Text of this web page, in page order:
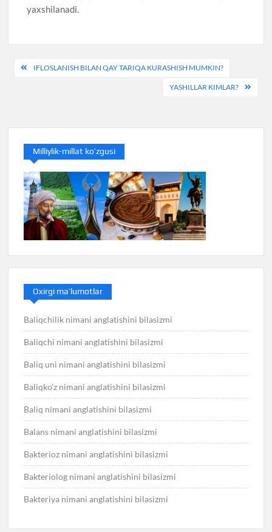
yaxshilanadi.
PostIFLOSLANISH BILAN QAY TARIQA KURASHISH MUMKIN?
YASHILLAR KIMLAR?
Milliylik-millat ko’zgusi
Oxirgi ma’lumotlar
Baliqchilik nimani anglatishini bilasizmi
Baliqchi nimani anglatishini bilasizmi
Baliq uni nimani anglatishini bilasizmi
Baliqko’z nimani anglatishini bilasizmi
Baliq nimani anglatishini bilasizmi
Balans nimani anglatishini bilasizmi
Bakterioz nimani anglatishini bilasizmi
Bakteriolog nimani anglatishini bilasizmi
Bakteriya nimani anglatishini bilasizmi